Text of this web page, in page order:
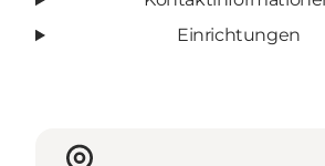
Einrichtungen